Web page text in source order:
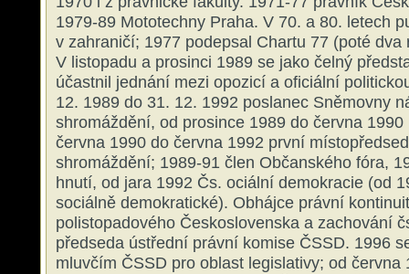
1979-89 Mototechny Praha. V 70. a 80. letech
v zahraničí; 1977 podepsal Chartu 77 (poté
V listopadu a prosinci 1989 se jako čelný
účastnil jednání mezi opozicí a oficiální
12. 1989 do 31. 12. 1992 poslanec Sněmovny
shromáždění, od prosince 1989 do června
června 1990 do června 1992 první
shromáždění; 1989-91 člen Občanského fóra,
hnutí, od jara 1992 Čs. ociální demokracie (od
sociálně demokratické). Obhájce právní
polistopadového Československa a zachování
předseda ústřední právní komise ČSSD. 1996
mluvčím ČSSD pro oblast legislativy; od června